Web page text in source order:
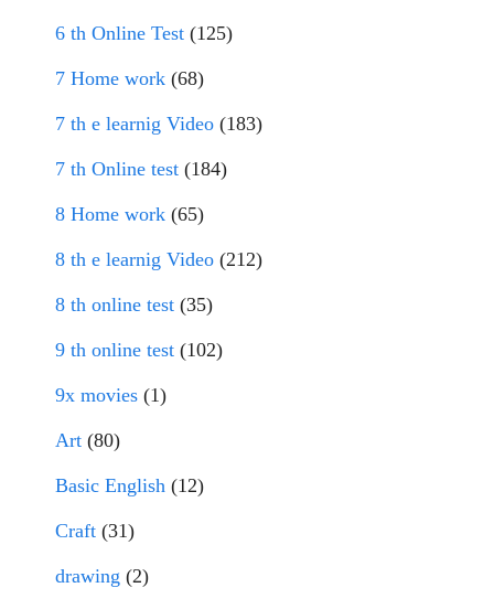
6 th Online Test (125)
7 Home work (68)
7 th e learnig Video (183)
7 th Online test (184)
8 Home work (65)
8 th e learnig Video (212)
8 th online test (35)
9 th online test (102)
9x movies (1)
Art (80)
Basic English (12)
Craft (31)
drawing (2)